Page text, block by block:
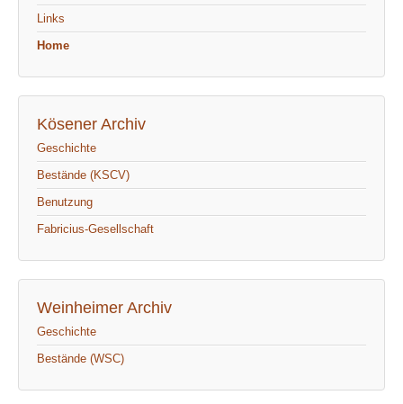
Links
Home
Kösener Archiv
Geschichte
Bestände (KSCV)
Benutzung
Fabricius-Gesellschaft
Weinheimer Archiv
Geschichte
Bestände (WSC)